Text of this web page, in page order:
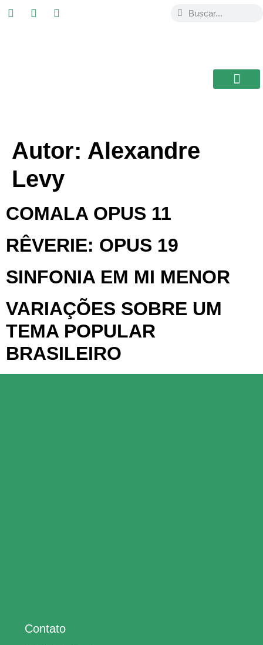
Autor: Alexandre
Levy
COMALA OPUS 11
RÊVERIE: OPUS 19
SINFONIA EM MI MENOR
VARIAÇÕES SOBRE UM
TEMA POPULAR
BRASILEIRO
Contato